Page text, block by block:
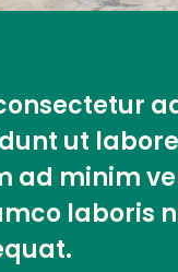
ut
ad minim
laboris